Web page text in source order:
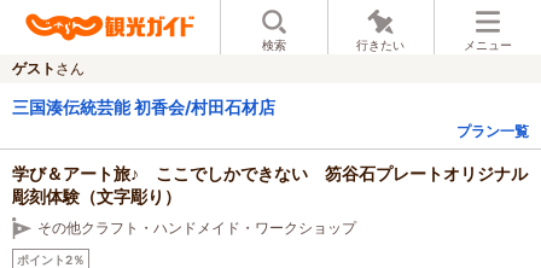
検索 行きたい メニュー
ゲスト さん
三国湊伝統芸能 初香会/村田石材店
プラン一覧
学び＆アート旅♪ ここでしかできない 笏谷石プレートオリジナル
彫刻体験（文字彫り）
その他クラフト・ハンドメイド・ワークショップ
ポイント2％